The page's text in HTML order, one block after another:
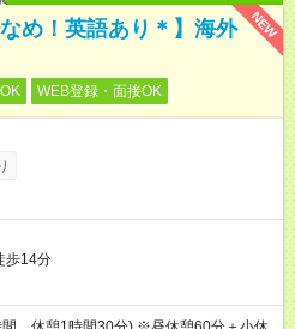
NEW
め！英語あり＊】海外
WEB登録・面接OK
歩14分